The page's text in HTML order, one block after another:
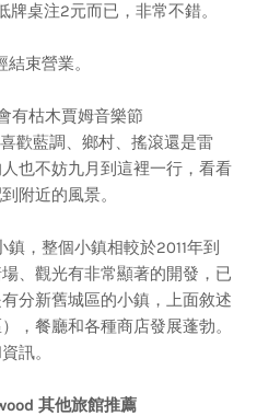
桌注2元而已，非常不錯。
束營業。
枯木賈姆音樂節
歡藍調、鄉村、搖滾還是雷
也不妨九月到這裡一行，看看
附近的風景。
整個小鎮相較於2011年到
、觀光有非常顯著的開發，已
分新舊城區的小鎮，上面敘述
，餐廳和各種商店發展蓬勃。
訊。
其他旅館推薦